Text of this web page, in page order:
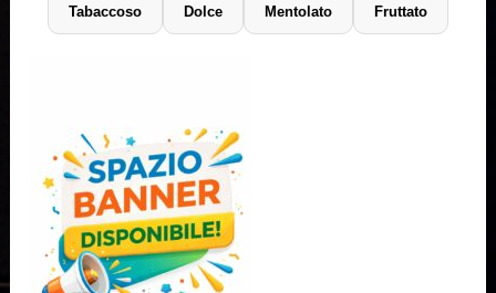
Tabaccoso Dolce Mentolato Fruttato